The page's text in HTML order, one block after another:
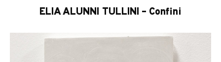
ELIA ALUNNI TULLINI – Confini